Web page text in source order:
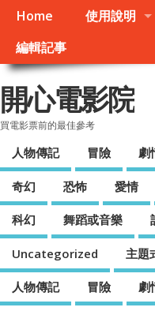
Home 使用說明
編輯記事
開心電影院
買電影票前的最佳參考
人物傳記 冒險 劇
奇幻 恐怖 愛情
科幻 舞蹈或音樂
Uncategorized 主題
人物傳記 冒險 劇